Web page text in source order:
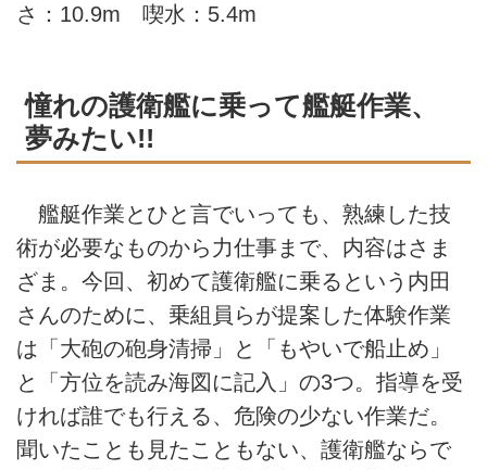
さ：10.9m 喫水：5.4m
憧れの護衛艦に乗って艦艇作業、
夢みたい!!
艦艇作業とひと言でいっても、熟練した技
術が必要なものから力仕事まで、内容はさま
ざま。今回、初めて護衛艦に乗るという内田
さんのために、乗組員らが提案した体験作業
は「大砲の砲身清掃」と「もやいで船止め」
と「方位を読み海図に記入」の3つ。指導を受
ければ誰でも行える、危険の少ない作業だ。
聞いたことも見たこともない、護衛艦ならで